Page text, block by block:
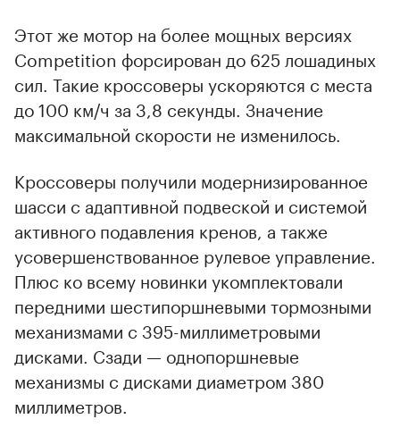
Этот же мотор на более мощных версиях
Competition форсирован до 625 лошадиных
сил. Такие кроссоверы ускоряются с места
до 100 км/ч за 3,8 секунды. Значение
максимальной скорости не изменилось.
Кроссоверы получили модернизированное
шасси с адаптивной подвеской и системой
активного подавления кренов, а также
усовершенствованное рулевое управление.
Плюс ко всему новинки укомплектовали
передними шестипоршневыми тормозными
механизмами с 395-миллиметровыми
дисками. Сзади — однопоршневые
механизмы с дисками диаметром 380
миллиметров.